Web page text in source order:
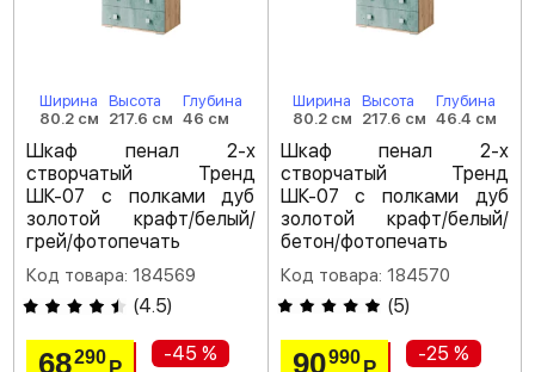
Ширина
80.2 см
Высота
217.6 см
Глубина
46 см
Шкаф пенал 2-х
створчатый Тренд
ШК-07 с полками дуб
золотой крафт/белый/
грей/фотопечать
Код товара: 184569
(4.5)
68290Р
-45 %
Ширина
80.2 см
Высота
217.6 см
Глубина
46.4 см
Шкаф пенал 2-х
створчатый Тренд
ШК-07 с полками дуб
золотой крафт/белый/
бетон/фотопечать
Код товара: 184570
(5)
90990 Р
-25 %